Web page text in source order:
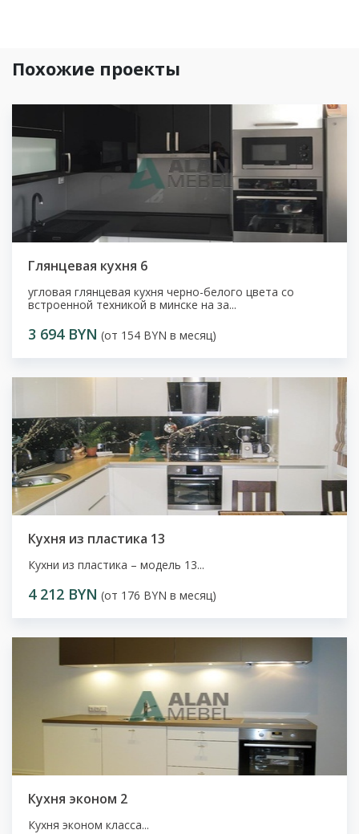
Похожие проекты
Глянцевая кухня 6
угловая глянцевая кухня черно-белого цвета со
встроенной техникой в минске на за...
3 694 BYN (от 154 BYN в месяц)
Кухня из пластика 13
Кухни из пластика – модель 13...
4 212 BYN (от 176 BYN в месяц)
Кухня эконом 2
Кухня эконом класса...